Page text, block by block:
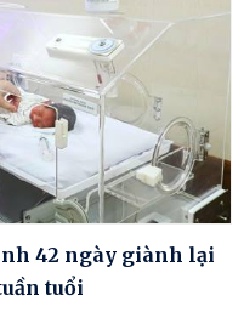
42 ngày giành lại
tuổi